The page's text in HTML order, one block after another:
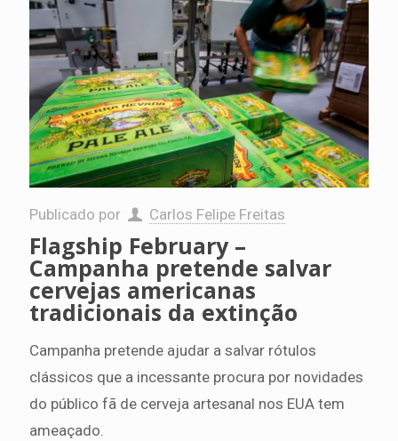
Publicado por Carlos Felipe Freitas
Flagship February –
Campanha pretende salvar
cervejas americanas
tradicionais da extinção
Campanha pretende ajudar a salvar rótulos
clássicos que a incessante procura por novidades
do público fã de cerveja artesanal nos EUA tem
ameaçado.